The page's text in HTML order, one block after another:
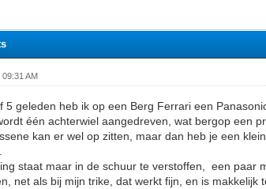
AM
5 geleden heb ik op een Berg Ferrari een
één achterwiel aangedreven, wat bergop een
kan er wel op zitten, maar dan heb je een
staat maar in de schuur te verstoffen, een paar
net als bij mijn trike, dat werkt fijn, en is makkelijk